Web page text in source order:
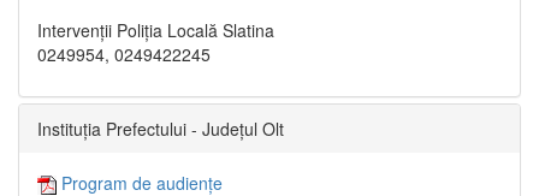
Intervenții Poliția Locală Slatina
0249954, 0249422245
Instituția Prefectului - Județul Olt
Program de audiențe